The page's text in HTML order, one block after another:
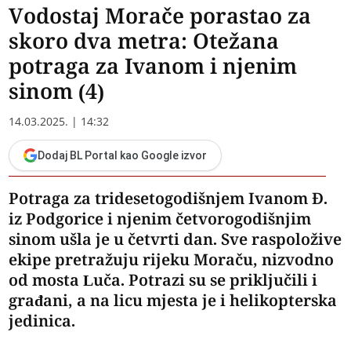
Vodostaj Morače porastao za
skoro dva metra: Otežana
potraga za Ivanom i njenim
sinom (4)
14.03.2025. | 14:32
Dodaj BL Portal kao Google izvor
Potraga za tridesetogodišnjem Ivanom Đ.
iz Podgorice i njenim četvorogodišnjim
sinom ušla je u četvrti dan. Sve raspoložive
ekipe pretražuju rijeku Moraču, nizvodno
od mosta Luča. Potrazi su se priključili i
građani, a na licu mjesta je i helikopterska
jedinica.